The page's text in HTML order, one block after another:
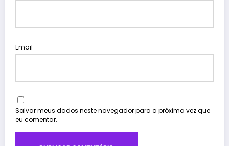
Email
Salvar meus dados neste navegador para a próxima vez que
eu comentar.